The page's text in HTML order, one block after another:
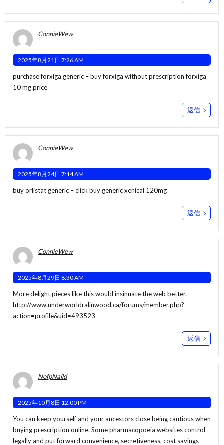
ConnieWew
2025年8月21日 7:26 AM
purchase forxiga generic –buy forxiga without prescriptionforxiga
10 mg price
返信
ConnieWew
2025年8月24日 7:14 AM
buy orlistat generic –click buy generic xenical 120mg
返信
ConnieWew
2025年8月29日 8:30 AM
More delight pieces like this would insinuate the web better.
http://www.underworldralinwood.ca/forums/member.php?
action=profile&uid=493523
返信
NofpNaild
2025年10月8日 12:00 PM
You can keep yourself and your ancestors close being cautious when
buying prescription online. Some pharmacopoeia websites control
legally and put forward convenience, secretiveness, cost savings